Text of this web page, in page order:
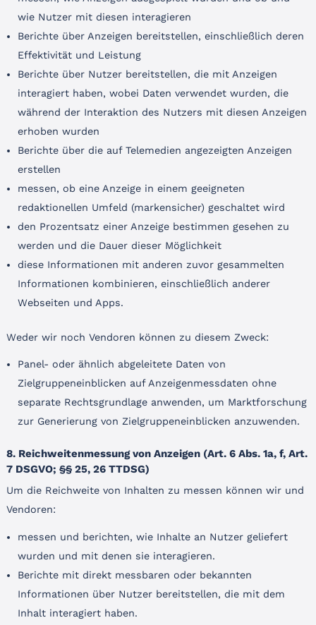
wie Nutzer mit diesen interagieren
Berichte über Anzeigen bereitstellen, einschließlich deren
Effektivität und Leistung
Berichte über Nutzer bereitstellen, die mit Anzeigen
interagiert haben, wobei Daten verwendet wurden, die
während der Interaktion des Nutzers mit diesen Anzeigen
erhoben wurden
Berichte über die auf Telemedien angezeigten Anzeigen
erstellen
messen, ob eine Anzeige in einem geeigneten
redaktionellen Umfeld (markensicher) geschaltet wird
den Prozentsatz einer Anzeige bestimmen gesehen zu
werden und die Dauer dieser Möglichkeit
diese Informationen mit anderen zuvor gesammelten
Informationen kombinieren, einschließlich anderer
Webseiten und Apps.
Weder wir noch Vendoren können zu diesem Zweck:
Panel- oder ähnlich abgeleitete Daten von
Zielgruppeneinblicken auf Anzeigenmessdaten ohne
separate Rechtsgrundlage anwenden, um Marktforschung
zur Generierung von Zielgruppeneinblicken anzuwenden.
8. Reichweitenmessung von Anzeigen (Art. 6 Abs. 1a, f, Art.
7 DSGVO; §§ 25, 26 TTDSG)
Um die Reichweite von Inhalten zu messen können wir und
Vendoren:
messen und berichten, wie Inhalte an Nutzer geliefert
wurden und mit denen sie interagieren.
Berichte mit direkt messbaren oder bekannten
Informationen über Nutzer bereitstellen, die mit dem
Inhalt interagiert haben.